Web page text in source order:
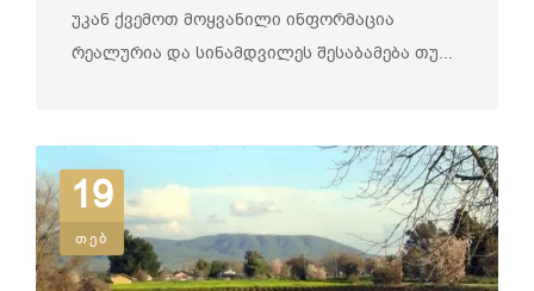
უკან ქვემოთ მოყვანილი ინფორმაცია
რეალურია და სინამდვილეს შესაბამება თუ...
19
თებ